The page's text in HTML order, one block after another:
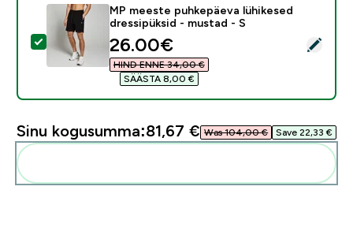
Vali see toode - MP meeste puhkepäeva lühikesed
MP meeste puhkepäeva lühikesed
dressipüksid - mustad - S
discounted price
26.00€‎
HIND ENNE 34,00 €‎
SÄÄSTA 8,00 €‎
Sinu kogusumma:81,67 €‎ Was 104,00 €‎ Save 22,33 €‎